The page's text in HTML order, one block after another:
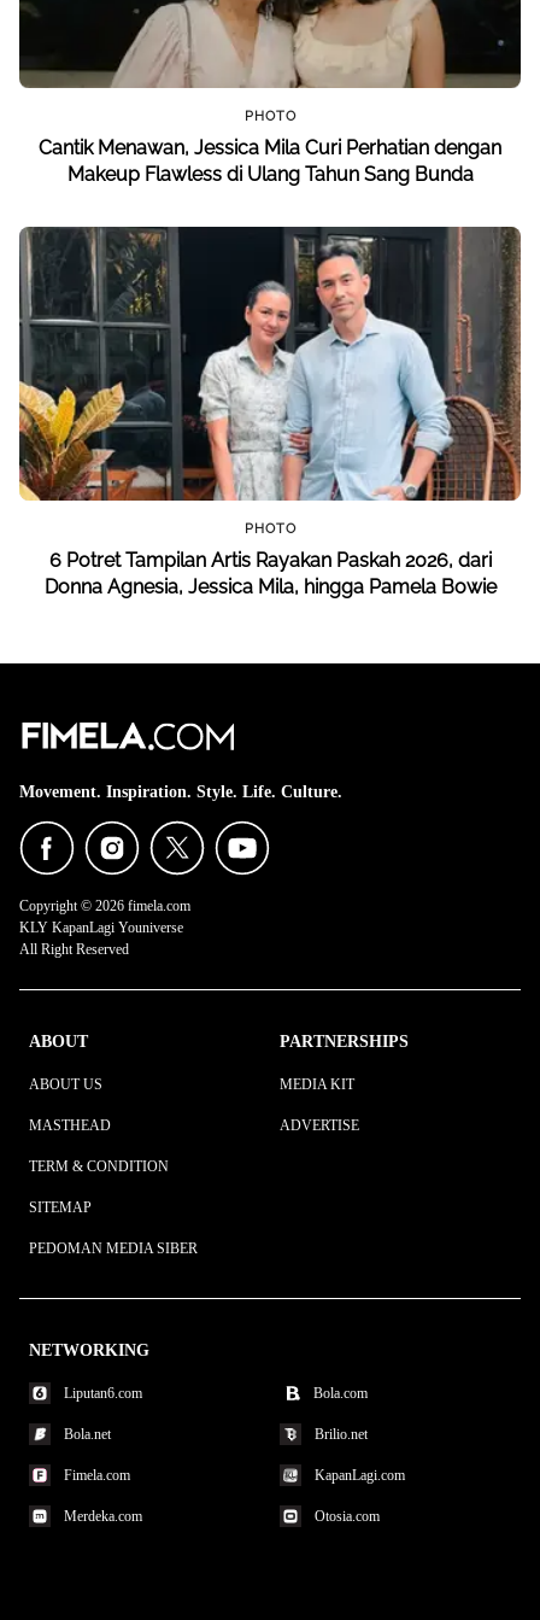
PHOTO
Cantik Menawan, Jessica Mila Curi Perhatian dengan
Makeup Flawless di Ulang Tahun Sang Bunda
PHOTO
6 Potret Tampilan Artis Rayakan Paskah 2026, dari
Donna Agnesia, Jessica Mila, hingga Pamela Bowie
Movement. Inspiration. Style. Life. Culture.
Copyright © 2026 fimela.com
KLY KapanLagi Youniverse
All Right Reserved
ABOUT
ABOUT US
MASTHEAD
TERM & CONDITION
SITEMAP
PEDOMAN MEDIA SIBER
PARTNERSHIPS
MEDIA KIT
ADVERTISE
NETWORKING
Liputan6.com Bola.com
Bola.net Brilio.net
Fimela.com KapanLagi.com
Merdeka.com Otosia.com